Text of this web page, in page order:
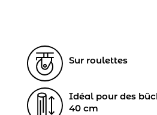
Sur roulettes
Idéal pour des
40 cm